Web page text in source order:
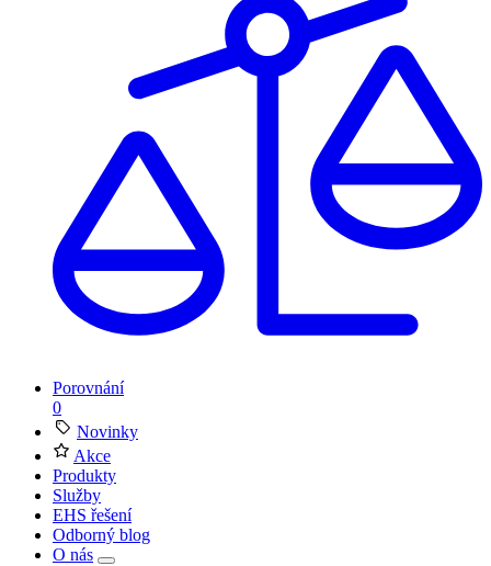
Porovnání
0
Novinky
Akce
Produkty
Služby
EHS řešení
Odborný blog
O nás